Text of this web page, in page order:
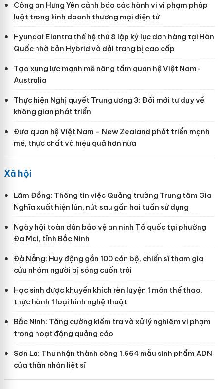
Công an Hưng Yên cảnh báo các hành vi vi phạm pháp
luật trong kinh doanh thương mại điện tử
Hyundai Elantra thế hệ thứ 8 lập kỷ lục đơn hàng tại Hàn
Quốc nhờ bản Hybrid và dải trang bị cao cấp
Tạo xung lực mạnh mẽ nâng tầm quan hệ Việt Nam-
Australia
Thực hiện Nghị quyết Trung ương 3: Đổi mới tư duy về
không gian phát triển
Đưa quan hệ Việt Nam - New Zealand phát triển mạnh
mẽ, thực chất và hiệu quả hơn nữa
Xã hội
Lâm Đồng: Thông tin việc Quảng trường Trung tâm Gia
Nghĩa xuất hiện lún, nứt sau gần hai tuần sử dụng
Ngày hội toàn dân bảo vệ an ninh Tổ quốc tại phường
Đa Mai, tỉnh Bắc Ninh
Đà Nẵng: Huy động gần 100 cán bộ, chiến sĩ tham gia
cứu nhóm người bị sóng cuốn trôi
Học sinh được khuyến khích rèn luyện 1 môn thể thao,
thực hành 1 loại hình nghệ thuật
Bắc Ninh: Tăng cường kiểm tra và xử lý nghiêm vi phạm
trong hoạt động quảng cáo
Sơn La: Thu nhận thành công 1.664 mẫu sinh phẩm ADN
của thân nhân liệt sĩ